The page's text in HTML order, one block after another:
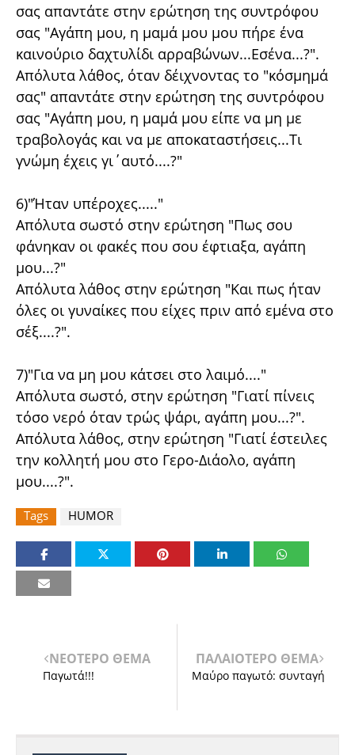
σας απαντάτε στην ερώτηση της συντρόφου
σας "Αγάπη μου, η μαμά μου μου πήρε ένα
καινούριο δαχτυλίδι αρραβώνων...Εσένα...?".
Απόλυτα λάθος, όταν δέιχνοντας το "κόσμημά
σας" απαντάτε στην ερώτηση της συντρόφου
σας "Αγάπη μου, η μαμά μου είπε να μη με
τραβολογάς και να με αποκαταστήσεις...Τι
γνώμη έχεις γι΄αυτό....?"
6)"Ήταν υπέροχες....."
Απόλυτα σωστό στην ερώτηση "Πως σου
φάνηκαν οι φακές που σου έφτιαξα, αγάπη
μου...?"
Απόλυτα λάθος στην ερώτηση "Και πως ήταν
όλες οι γυναίκες που είχες πριν από εμένα στο
σέξ....?".
7)"Για να μη μου κάτσει στο λαιμό...."
Απόλυτα σωστό, στην ερώτηση "Γιατί πίνεις
τόσο νερό όταν τρώς ψάρι, αγάπη μου...?".
Απόλυτα λάθος, στην ερώτηση "Γιατί έστειλες
την κολλητή μου στο Γερο-Διάολο, αγάπη
μου....?".
Tags HUMOR
ΝΕΟΤΕΡΟ ΘΕΜΑ
Παγωτά!!!
ΠΑΛΑΙΟΤΕΡΟ ΘΕΜΑ
Μαύρο παγωτό: συνταγή